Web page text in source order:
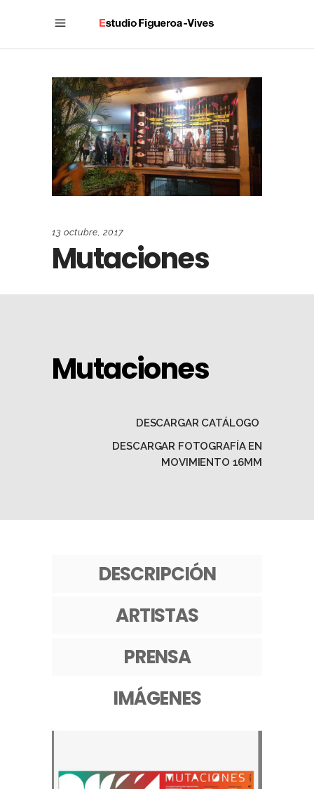
13 octubre, 2017
Mutaciones
Mutaciones
DESCARGAR CATÁLOGO
DESCARGAR FOTOGRAFÍA EN
MOVIMIENTO 16MM
DESCRIPCIÓN
ARTISTAS
PRENSA
IMÁGENES